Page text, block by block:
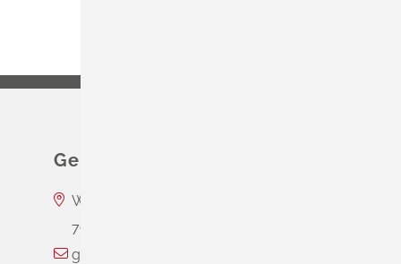
Gemeinde Schliengen
Wasserschloss Entenstein
79418
gemeinde@schliengen.de